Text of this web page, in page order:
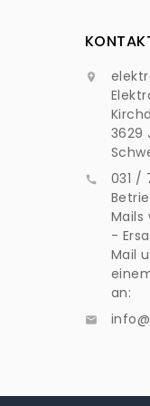

3629

031 /
-
Mail
an:
